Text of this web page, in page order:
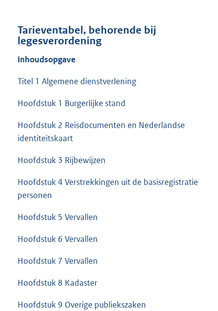
Tarieventabel, behorende bij
legesverordening
Inhoudsopgave
Titel 1 Algemene dienstverlening
Hoofdstuk 1 Burgerlijke stand
Hoofdstuk 2 Reisdocumenten en Nederlandse
identiteitskaart
Hoofdstuk 3 Rijbewijzen
Hoofdstuk 4 Verstrekkingen uit de basisregistratie
personen
Hoofdstuk 5 Vervallen
Hoofdstuk 6 Vervallen
Hoofdstuk 7 Vervallen
Hoofdstuk 8 Kadaster
Hoofdstuk 9 Overige publiekszaken